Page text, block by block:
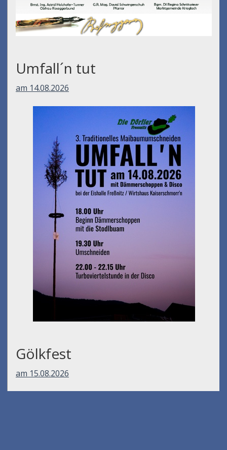
Umfall´n tut
am 14.08.2026
Gölkfest
am 15.08.2026